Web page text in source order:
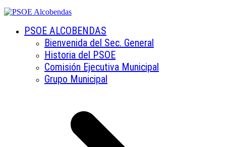
PSOE ALCOBENDAS
Bienvenida del Sec. General
Historia del PSOE
Comisión Ejecutiva Municipal
Grupo Municipal